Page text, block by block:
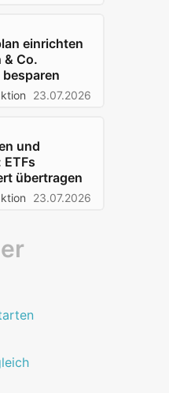
einrichten
Co.
23.07.2026
und
übertragen
23.07.2026